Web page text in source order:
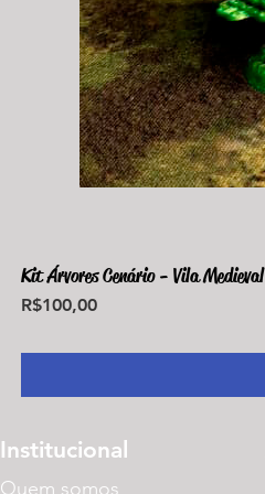
Kit Árvores Cenário - Vila Medieval
Price
R$100,00
Institucional
Quem somos